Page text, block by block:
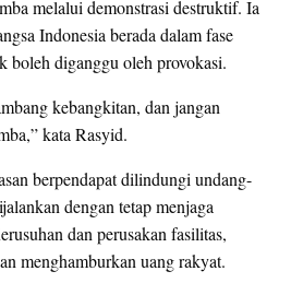
melalui demonstrasi destruktif. Ia
Indonesia berada dalam fase
boleh diganggu oleh provokasi.
kebangkitan, dan jangan
kata Rasyid.
berpendapat dilindungi undang-
dengan tetap menjaga
dan perusakan fasilitas,
menghamburkan uang rakyat.